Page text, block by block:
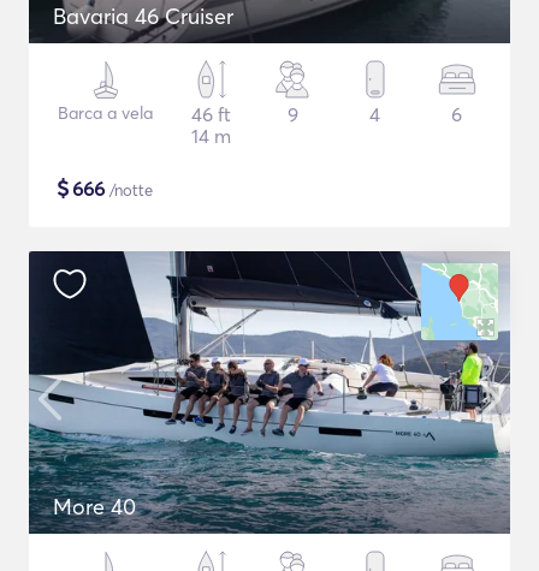
Bavaria 46 Cruiser
Barca a vela
46 ft
14 m
9 4 6
$666 /notte
More 40